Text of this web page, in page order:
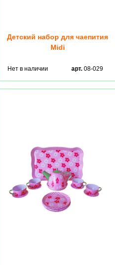
Детский набор для чаепития
Midi
Нет в наличии арт. 08-029